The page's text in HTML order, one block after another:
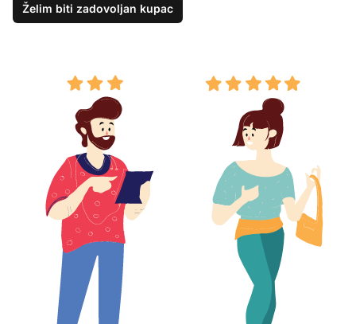
Želim biti zadovoljan kupac